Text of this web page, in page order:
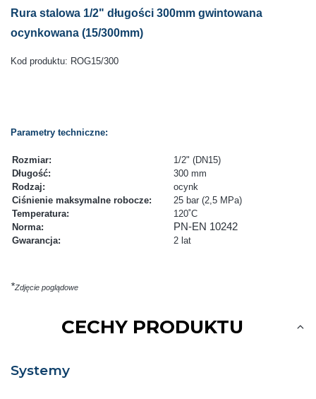
Rura stalowa 1/2" długości 300mm gwintowana
ocynkowana (15/300mm)
Kod produktu: ROG15/300
Parametry techniczne:
Rozmiar:
1/2" (DN15)
Długość:
300 mm
Rodzaj:
ocynk
Ciśnienie maksymalne robocze:
25 bar (2,5 MPa)
Temperatura:
120˚C
Norma:
PN-EN 10242
Gwarancja: 2 lat
*Zdjęcie poglądowe
CECHY PRODUKTU
Systemy